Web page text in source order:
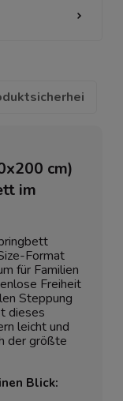
cm)
im
Format
für Familien
Freiheit
Steppung
dieses
leicht und
der größte
Blick: